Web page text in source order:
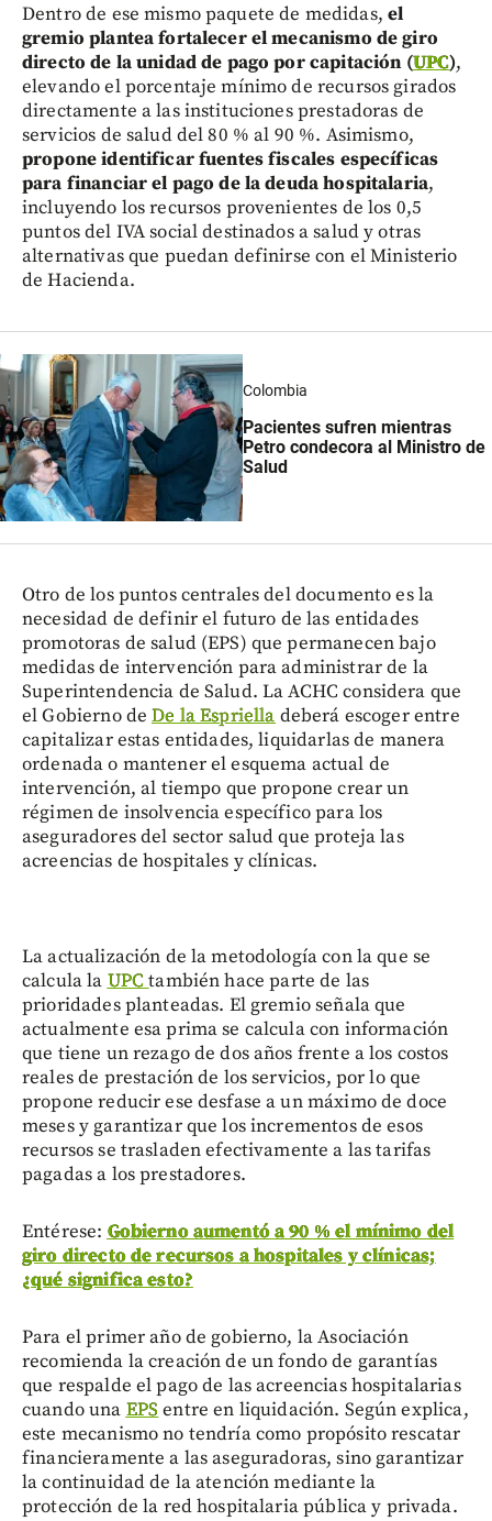
Dentro de ese mismo paquete de medidas, el
gremio plantea fortalecer el mecanismo de giro
directo de la unidad de pago por capitación (UPC),
elevando el porcentaje mínimo de recursos girados
directamente a las instituciones prestadoras de
servicios de salud del 80 % al 90 %. Asimismo,
propone identificar fuentes fiscales específicas
para financiar el pago de la deuda hospitalaria,
incluyendo los recursos provenientes de los 0,5
puntos del IVA social destinados a salud y otras
alternativas que puedan definirse con el Ministerio
de Hacienda.
Colombia
Pacientes sufren mientras
Petro condecora al Ministro de
Salud
Otro de los puntos centrales del documento es la
necesidad de definir el futuro de las entidades
promotoras de salud (EPS) que permanecen bajo
medidas de intervención para administrar de la
Superintendencia de Salud. La ACHC considera que
el Gobierno deDe la Esprielladeberá escoger entre
capitalizar estas entidades, liquidarlas de manera
ordenada o mantener el esquema actual de
intervención, al tiempo que propone crear un
régimen de insolvencia específico para los
aseguradores del sector salud que proteja las
acreencias de hospitales y clínicas.
La actualización de la metodología con la que se
calcula laUPCtambién hace parte de las
prioridades planteadas. El gremio señala que
actualmente esa prima se calcula con información
que tiene un rezago de dos años frente a los costos
reales de prestación de los servicios, por lo que
propone reducir ese desfase a un máximo de doce
meses y garantizar que los incrementos de esos
recursos se trasladen efectivamente a las tarifas
pagadas a los prestadores.
Entérese:Gobierno aumentó a 90 % el mínimo del
giro directo de recursos a hospitales y clínicas;
¿qué significa esto?
Para el primer año de gobierno, la Asociación
recomienda la creación de un fondo de garantías
que respalde el pago de las acreencias hospitalarias
cuando unaEPSentre en liquidación. Según explica,
este mecanismo no tendría como propósito rescatar
financieramente a las aseguradoras, sino garantizar
la continuidad de la atención mediante la
protección de la red hospitalaria pública y privada.